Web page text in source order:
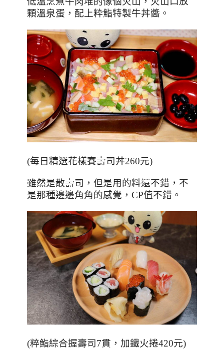
顆溫泉蛋，配上粋鮨特製牛丼醬。
(每日精選花樣賽壽司丼260元)
雖然是散壽司，但是用的料還不錯，不
是那種邊邊角角的感覺，CP值不錯。
(粹鮨綜合握壽司7貫，加鐵火捲420元)